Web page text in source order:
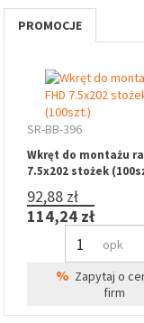
PROMOCJE
SR-BB-396
Wkręt do montażu
7.5x202 stożek
92,88 zł
114,24 zł
opk
% Zapytaj o
firm